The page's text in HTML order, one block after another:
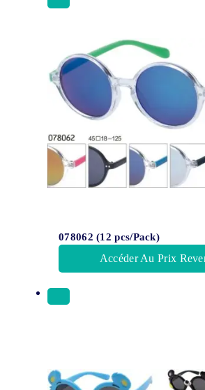
078062 (12 pcs/Pack)
Accéder Au Prix